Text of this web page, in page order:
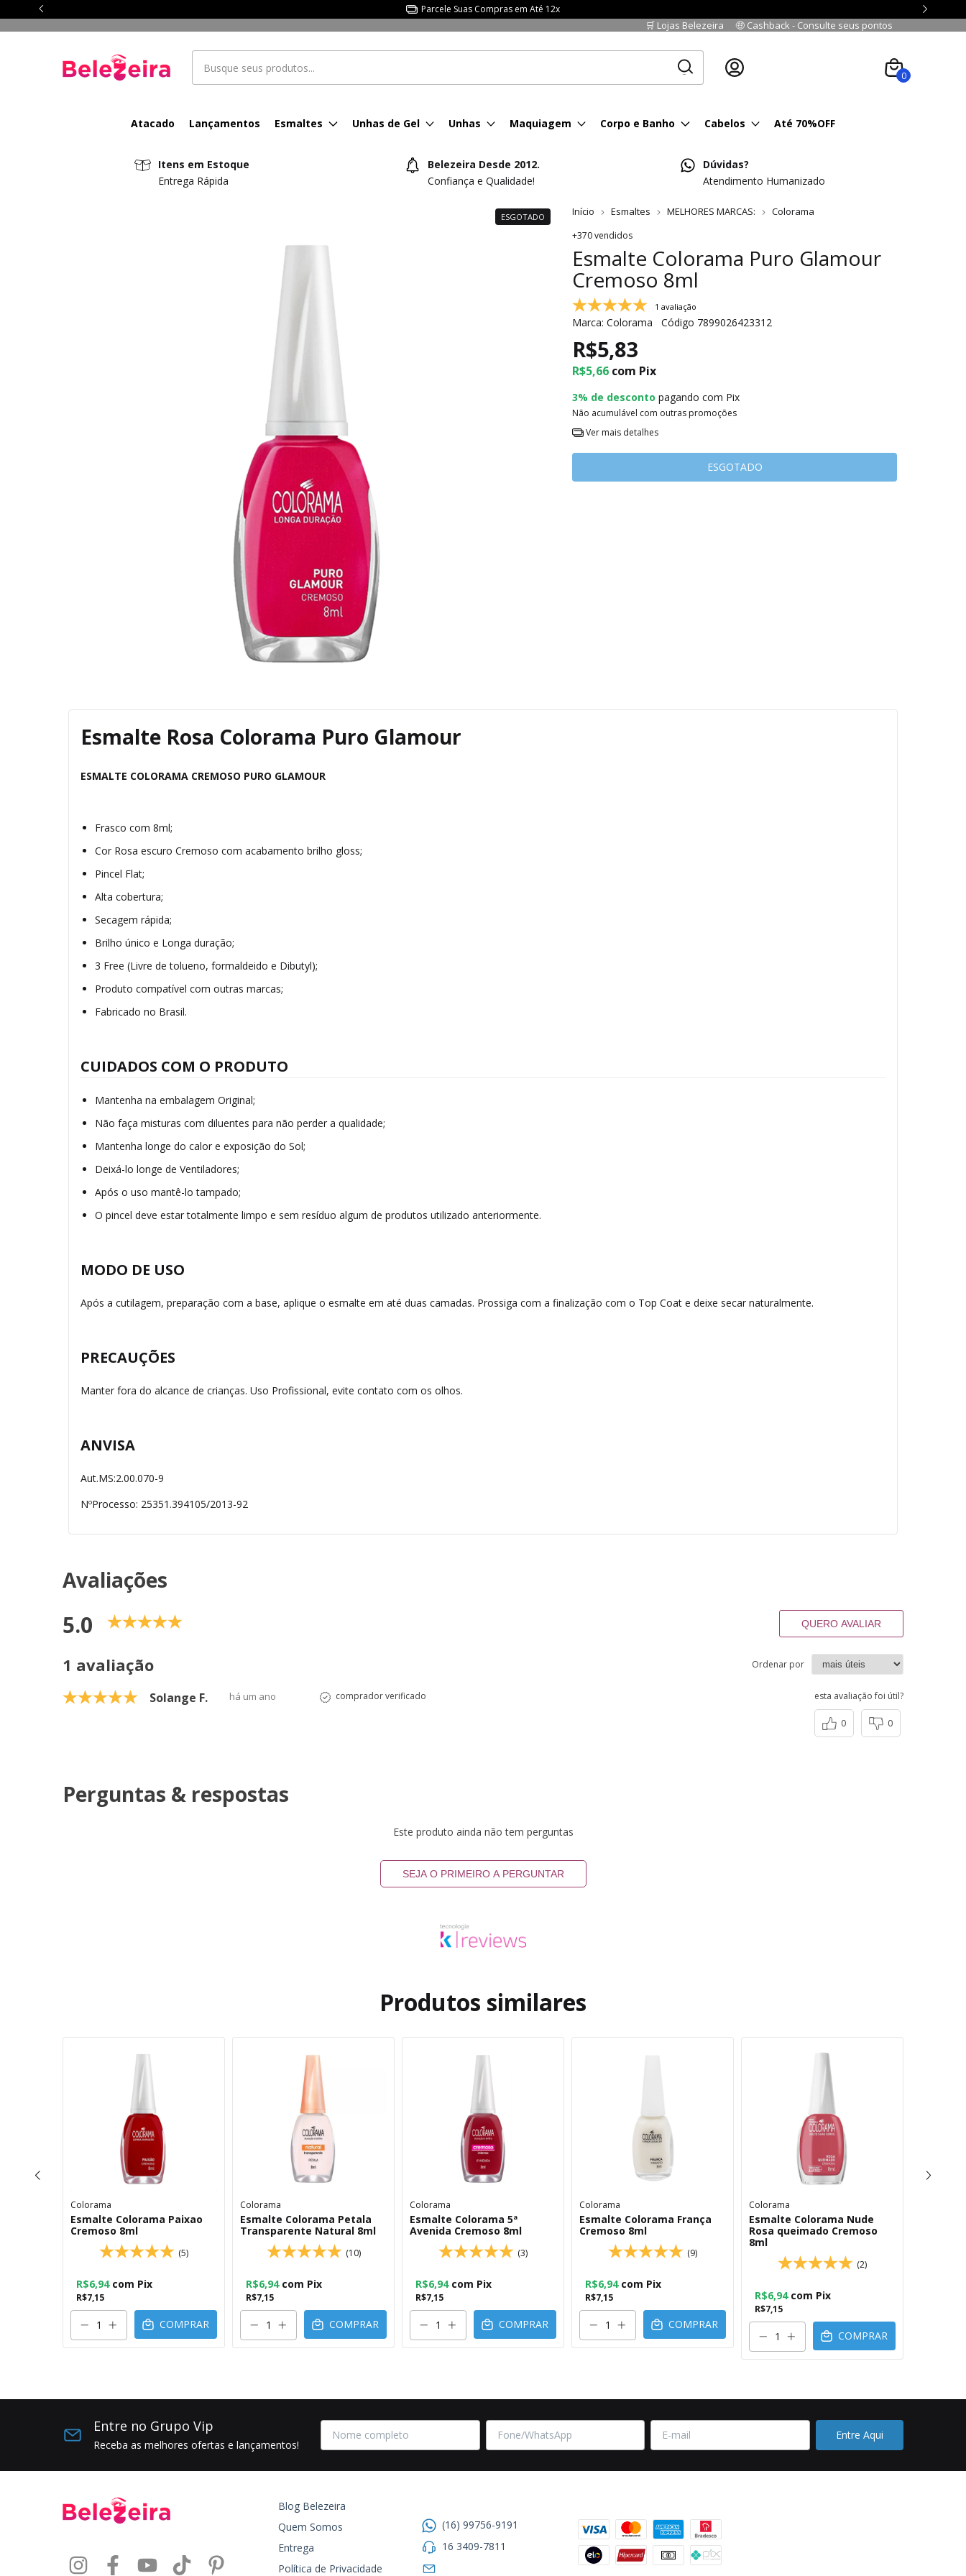
Parcele Suas Compras em Até 12x
🛒 Lojas Belezeira 🤑 Cashback - Consulte seus pontos
0
Atacado Lançamentos Esmaltes Unhas de Gel Unhas Maquiagem Corpo e Banho Cabelos Até 70%OFF
Itens em Estoque
Entrega Rápida
Belezeira Desde 2012.
Confiança e Qualidade!
Dúvidas?
Atendimento Humanizado
ESGOTADO Início Esmaltes MELHORES MARCAS: Colorama
+370 vendidos
Esmalte Colorama Puro Glamour
Cremoso 8ml
1 avaliação
Marca: Colorama Código 7899026423312
R$5,83
R$5,66 com Pix
3% de desconto pagando com Pix
Não acumulável com outras promoções
Ver mais detalhes
Esmalte Rosa Colorama Puro Glamour
ESMALTE COLORAMA CREMOSO PURO GLAMOUR
Frasco com 8ml;
Cor Rosa escuro Cremoso com acabamento brilho gloss;
Pincel Flat;
Alta cobertura;
Secagem rápida;
Brilho único e Longa duração;
3 Free (Livre de tolueno, formaldeido e Dibutyl);
Produto compatível com outras marcas;
Fabricado no Brasil.
CUIDADOS COM O PRODUTO
Mantenha na embalagem Original;
Não faça misturas com diluentes para não perder a qualidade;
Mantenha longe do calor e exposição do Sol;
Deixá-lo longe de Ventiladores;
Após o uso mantê-lo tampado;
O pincel deve estar totalmente limpo e sem resíduo algum de produtos utilizado anteriormente.
MODO DE USO
Após a cutilagem, preparação com a base, aplique o esmalte em até duas camadas. Prossiga com a finalização com o Top Coat e deixe secar naturalmente.
PRECAUÇÕES
Manter fora do alcance de crianças. Uso Profissional, evite contato com os olhos.
ANVISA
Aut.MS:2.00.070-9
NºProcesso: 25351.394105/2013-92
Avaliações
5.0 QUERO AVALIAR
1 avaliação Ordenar por
Solange F. há um ano comprador verificado esta avaliação foi útil?
0 0
Perguntas & respostas
Este produto ainda não tem perguntas
SEJA O PRIMEIRO A PERGUNTAR
Produtos similares
Colorama
Esmalte Colorama Paixao
Cremoso 8ml
(5)
R$7,15
R$6,94 com Pix
COMPRAR
Colorama
Esmalte Colorama Petala
Transparente Natural 8ml
(10)
R$7,15
R$6,94 com Pix
COMPRAR
Colorama
Esmalte Colorama 5ª
Avenida Cremoso 8ml
(3)
R$7,15
R$6,94 com Pix
COMPRAR
Colorama
Esmalte Colorama França
Cremoso 8ml
(9)
R$7,15
R$6,94 com Pix
COMPRAR
Colorama
Esmalte Colorama Nude
Rosa queimado Cremoso
8ml
(2)
R$7,15
R$6,94 com Pix
COMPRAR
Entre no Grupo Vip
Receba as melhores ofertas e lançamentos!
Blog Belezeira
Quem Somos
Entrega
Política de Privacidade
(16) 99756-9191
16 3409-7811